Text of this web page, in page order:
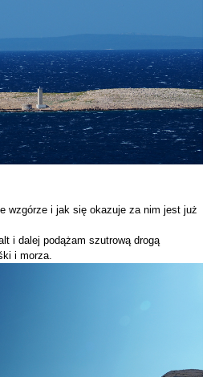
wzgórze i jak się okazuje za nim jest już
i dalej podążam szutrową drogą
i morza.